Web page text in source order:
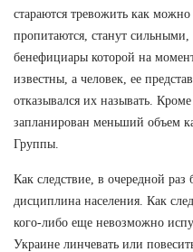
стараются тревожить как
пропитаются, станут
бенефициары которой на
известны, а человек, ее
отказывался их называть.
запланирован меньший объем
Группы.
Как следствие, в очередной раз
дисциплина населения. Как
кого-либо еще невозможно
Украине линчевать или